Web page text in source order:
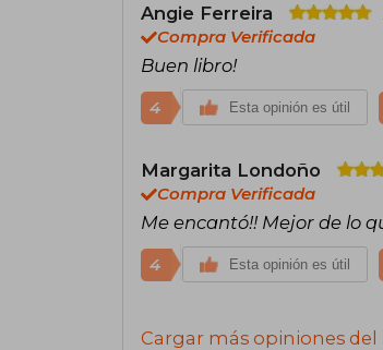
Angie Ferreira
Compra Verificada
Buen libro!
4 Esta opinión es útil
Margarita Londoño
Compra Verificada
Me encantó!! Mejor de lo
4 Esta opinión es útil
Cargar más opiniones del